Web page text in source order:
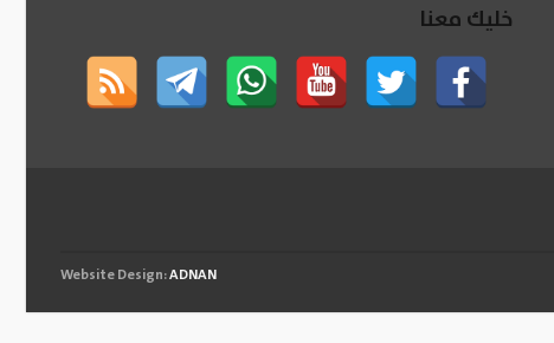
خليك معنا
Website Design:ADNAN